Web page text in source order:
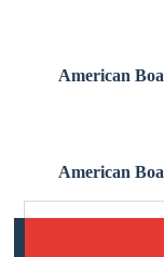
American
American